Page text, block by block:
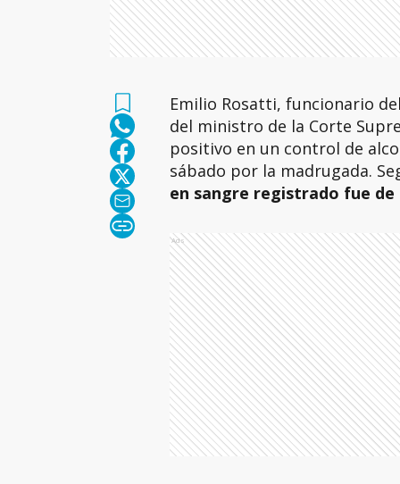
Emilio Rosatti, funcionario
del ministro de la Corte
positivo en un control de
sábado por la madrugada.
en sangre registrado fue de
Ads